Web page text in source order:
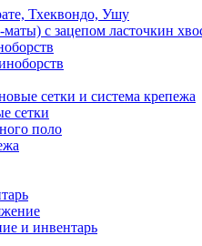
Тхеквондо, Ушу
с зацепом ласточкин
сетки и система крепежа
сетки
поло
и инвентарь